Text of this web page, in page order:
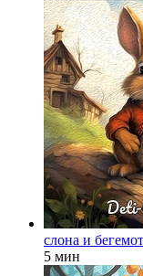
слона и
5 мин